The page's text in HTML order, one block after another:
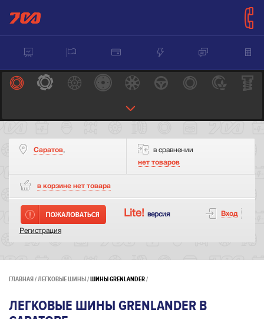
Саратов,
в сравнении
нет товаров
в корзине нет товара
Lite! версия Вход
Регистрация
ГЛАВНАЯ ЛЕГКОВЫЕ ШИНЫ ШИНЫ GRENLANDER
ЛЕГКОВЫЕ ШИНЫ GRENLANDER В